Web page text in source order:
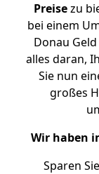
Preisezu
bei einem
Donau
alles daran,
Sie nun
großes
Wir haben
Sparen